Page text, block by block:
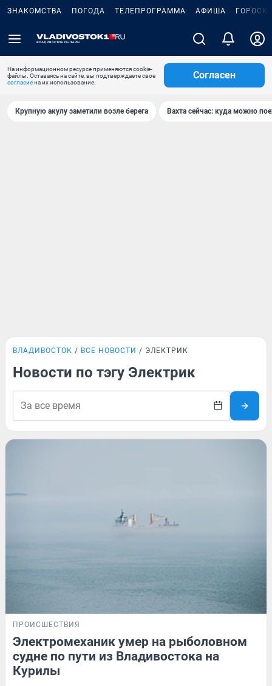
ЗНАКОМСТВА ПОГОДА ТЕЛЕПРОГРАММА АФИША
На информационном ресурсе применяются cookie-
файлы. Оставаясь на сайте, вы подтверждаете свое
согласиена их использование.
Согласен
Крупную акулу заметили возле берега Вахта сейчас: куда можно
ВЛАДИВОСТОК ВСЕ НОВОСТИ ЭЛЕКТРИК
Новости по тэгу Электрик
ПРОИСШЕСТВИЯ
Электромеханик умер на рыболовном
судне по пути из Владивостока на
Курилы